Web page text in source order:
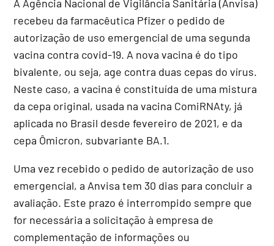
A Agência Nacional de Vigilância Sanitária (Anvisa)
recebeu da farmacêutica Pfizer o pedido de
autorização de uso emergencial de uma segunda
vacina contra covid-19. A nova vacina é do tipo
bivalente, ou seja, age contra duas cepas do vírus.
Neste caso, a vacina é constituída de uma mistura
da cepa original, usada na vacina ComiRNAty, já
aplicada no Brasil desde fevereiro de 2021, e da
cepa Ômicron, subvariante BA.1.
Uma vez recebido o pedido de autorização de uso
emergencial, a Anvisa tem 30 dias para concluir a
avaliação. Este prazo é interrompido sempre que
for necessária a solicitação à empresa de
complementação de informações ou